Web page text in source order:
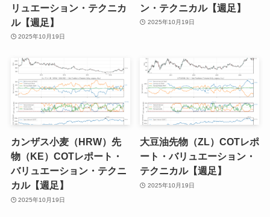
リュエーション・テクニカ
ル【週足】
2025年10月19日
ン・テクニカル【週足】
2025年10月19日
カンザス小麦（HRW）先
物（KE）COTレポート・
バリュエーション・テクニ
カル【週足】
2025年10月19日
大豆油先物（ZL）COTレポ
ート・バリュエーション・
テクニカル【週足】
2025年10月19日